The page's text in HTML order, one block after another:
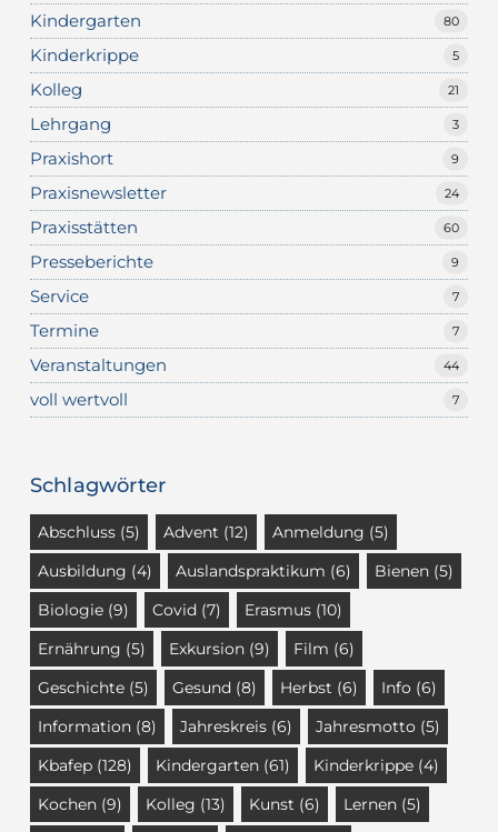
Kindergarten 80
Kinderkrippe 5
Kolleg 21
Lehrgang 3
Praxishort 9
Praxisnewsletter 24
Praxisstätten 60
Presseberichte 9
Service 7
Termine 7
Veranstaltungen 44
voll wertvoll 7
Schlagwörter
Abschluss(5) Advent (12) Anmeldung (5)
Ausbildung (4) Auslandspraktikum (6) Bienen(5)
Biologie(9) Covid (7) Erasmus(10)
Ernährung (5) Exkursion(9) Film (6)
Geschichte(5) Gesund (8) Herbst (6) Info (6)
Information(8) Jahreskreis(6) Jahresmotto (5)
Kbafep(128) Kindergarten(61) Kinderkrippe(4)
Kochen(9) Kolleg (13) Kunst (6) Lernen(5)